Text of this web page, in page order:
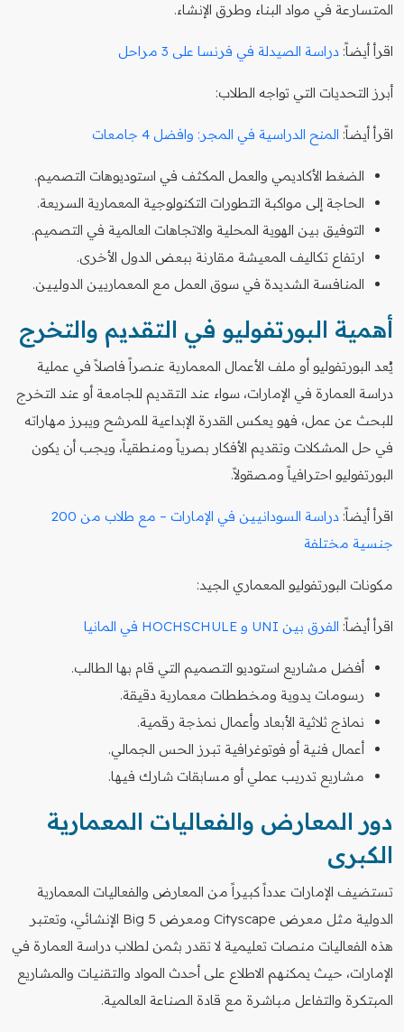
المتسارعة في مواد البناء وطرق الإنشاء.
اقرأ أيضاً: دراسة الصيدلة في فرنسا على 3 مراحل
أبرز التحديات التي تواجه الطلاب:
اقرأ أيضاً: المنح الدراسية في المجر: وافضل 4 جامعات
الضغط الأكاديمي والعمل المكثف في استوديوهات التصميم.
الحاجة إلى مواكبة التطورات التكنولوجية المعمارية السريعة.
التوفيق بين الهوية المحلية والاتجاهات العالمية في التصميم.
ارتفاع تكاليف المعيشة مقارنة ببعض الدول الأخرى.
المنافسة الشديدة في سوق العمل مع المعماريين الدوليين.
أهمية البورتفوليو في التقديم والتخرج
يُعد البورتفوليو أو ملف الأعمال المعمارية عنصراً فاصلاً في عملية
دراسة العمارة في الإمارات، سواء عند التقديم للجامعة أو عند التخرج
للبحث عن عمل، فهو يعكس القدرة الإبداعية للمرشح ويبرز مهاراته
في حل المشكلات وتقديم الأفكار بصرياً ومنطقياً، ويجب أن يكون
البورتفوليو احترافياً ومصقولاً.
اقرأ أيضاً:
دراسة السودانيين في الإمارات – مع طلاب من 200
جنسية مختلفة
مكونات البورتفوليو المعماري الجيد:
اقرأ أيضاً: الفرق بين UNI و HOCHSCHULE في المانيا
أفضل مشاريع استوديو التصميم التي قام بها الطالب.
رسومات يدوية ومخططات معمارية دقيقة.
نماذج ثلاثية الأبعاد وأعمال نمذجة رقمية.
أعمال فنية أو فوتوغرافية تبرز الحس الجمالي.
مشاريع تدريب عملي أو مسابقات شارك فيها.
دور المعارض والفعاليات المعمارية
الكبرى
تستضيف الإمارات عدداً كبيراً من المعارض والفعاليات المعمارية
الدولية مثل معرض Cityscape ومعرض Big 5 الإنشائي، وتعتبر
هذه الفعاليات منصات تعليمية لا تقدر بثمن لطلاب دراسة العمارة في
الإمارات، حيث يمكنهم الاطلاع على أحدث المواد والتقنيات والمشاريع
المبتكرة والتفاعل مباشرة مع قادة الصناعة العالمية.